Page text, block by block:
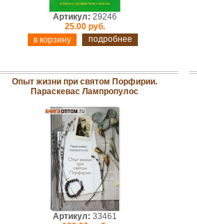
Артикул: 29246
25.00 руб.
подробнее
Опыт жизни при святом Порфирии.
Параскевас Лампропулос
Артикул: 33461